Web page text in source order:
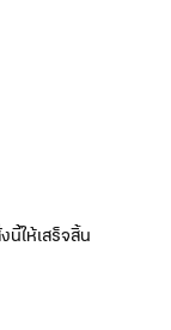
ให้เสร็จสิ้น